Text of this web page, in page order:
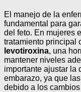
El manejo de la
fundamental para
del feto. En mujeres
tratamiento principal
levotiroxina, una
mantener niveles
importante ajustar la
embarazo, ya que
debido a los